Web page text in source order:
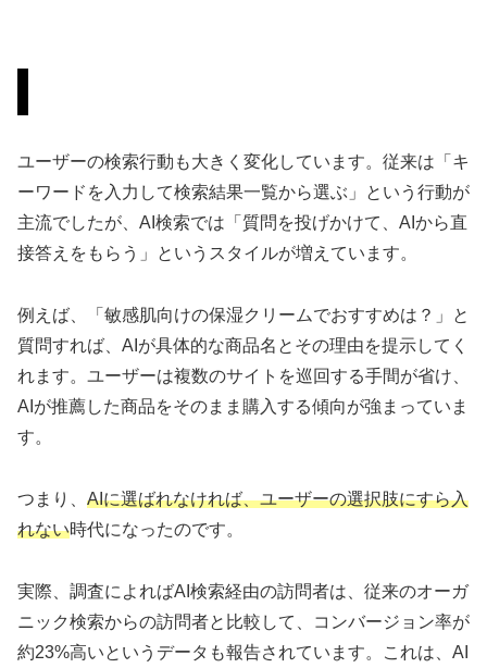
ユーザーの検索行動も大きく変化しています。従来は「キ
ーワードを入力して検索結果一覧から選ぶ」という行動が
主流でしたが、AI検索では「質問を投げかけて、AIから直
接答えをもらう」というスタイルが増えています。
例えば、「敏感肌向けの保湿クリームでおすすめは？」と
質問すれば、AIが具体的な商品名とその理由を提示してく
れます。ユーザーは複数のサイトを巡回する手間が省け、
AIが推薦した商品をそのまま購入する傾向が強まっていま
す。
つまり、 AIに選ばれなければ、ユーザーの選択肢にすら入
れない時代になったのです。
実際、調査によればAI検索経由の訪問者は、従来のオーガ
ニック検索からの訪問者と比較して、コンバージョン率が
約23%高いというデータも報告されています。これは、AI